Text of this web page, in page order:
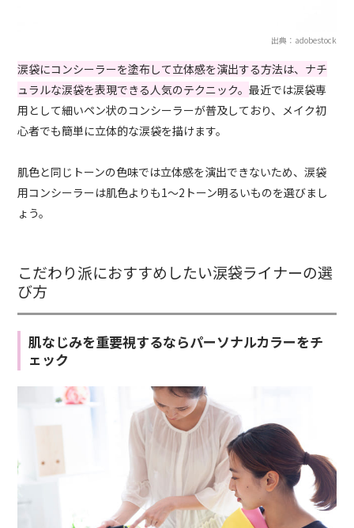
出典：adobestock
涙袋にコンシーラーを塗布して立体感を演出する方法は、ナチ
ュラルな涙袋を表現できる人気のテクニック。最近では涙袋専
用として細いペン状のコンシーラーが普及しており、メイク初
心者でも簡単に立体的な涙袋を描けます。
肌色と同じトーンの色味では立体感を演出できないため、涙袋
用コンシーラーは肌色よりも1～2トーン明るいものを選びまし
ょう。
こだわり派におすすめしたい涙袋ライナーの選
び方
肌なじみを重要視するならパーソナルカラーをチ
ェック